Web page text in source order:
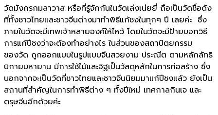
วัดมังกรกมลาวาส หรือที่รู้จักกันในวัดเล่งเน่ยยี่ ถือเป็นวัดชื่อดัง
ที่ทั้งชาวไทยและชาวจีนต่างมาทำพิธีแก้ชงในทุกๆ ปี เลยค่ะ ซึ่ง
ภายในวัดจะมีเทพเจ้าหลายองค์ให้ไหว้ โดยในวัดจะมีป้ายบอกวิธี
การแก้ปีชงว่าจะต้องทำอย่างไร ในส่วนของสถาปัตยกรรม
ของวัด ถูกออกแบบในรูปแบบจีนสวยงาม ประณีต ตามหลักลัทธิ
นิกายมหายาน มีการใช้ไม้และอิฐเป็นวัสดุหลักในการก่อสร้าง ซึ่ง
นอกจากจะเป็นวัดที่ชาวไทยและชาวจีนนิยมมาแก้ปีชงแล้ว ยังเป็น
สถานที่สำคัญในการทำพิธีต่าง ๆ ทั้งปีใหม่ เทศกาลกินเจ และ
ตรุษจีนอีกด้วยค่ะ